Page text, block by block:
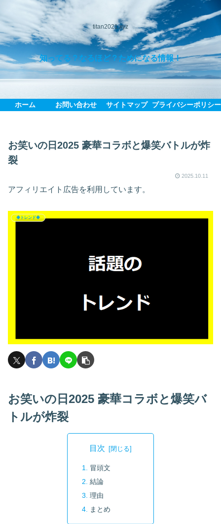
titan2021.xyz
知ってる？なるほど？ためになる情報！
ホーム お問い合わせ サイトマップ プライバシーポリシー
お笑いの日2025 豪華コラボと爆笑バトルが炸
裂
2025.10.11
アフィリエイト広告を利用しています。
◆トレンド◆
お笑いの日2025 豪華コラボと爆笑バ
トルが炸裂
目次
冒頭文
結論
理由
まとめ